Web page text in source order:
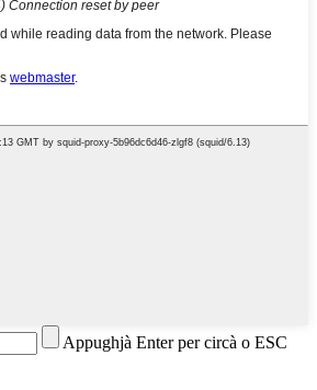
Appughjà Enter per circà o ESC